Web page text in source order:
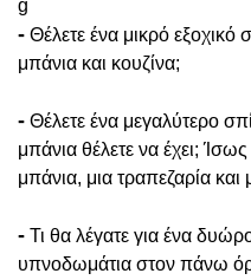
- Θέλετε ένα μικρό εξοχικό
μπάνια και κουζίνα;
- Θέλετε ένα μεγαλύτερο
μπάνια θέλετε να έχει;
μπάνια, μια τραπεζαρία και
- Τι θα λέγατε για ένα
υπνοδωμάτια στον πάνω